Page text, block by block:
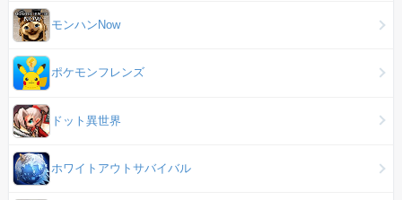
モンハンNow
ポケモンフレンズ
ドット異世界
ホワイトアウトサバイバル